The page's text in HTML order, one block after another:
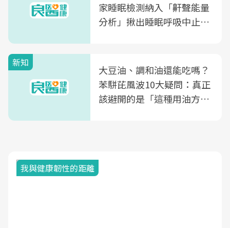
家睡眠檢測納入「鼾聲能量
分析」揪出睡眠呼吸中止症
新知
大豆油、調和油還能吃嗎？
苯駢芘風波10大疑問：真正
該避開的是「這種用油方
我與健康韌性的距離